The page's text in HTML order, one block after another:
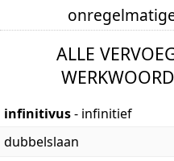
ALLE
infinitivus- infinitief
dubbelslaan